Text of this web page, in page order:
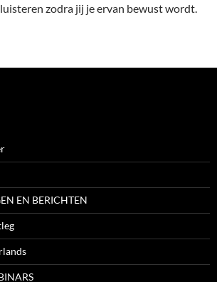
zodra jij je ervan bewust wordt.
EN BERICHTEN